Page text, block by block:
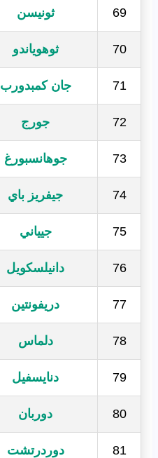
69 ثونيسن
70 ثوهوياندو
71 جان كمبدورب
72 جورج
73 جوهانسبورغ
74 جيفريز باي
75 جيياني
76 دانيلسكويل
77 دريفونتين
78 دلماس
79 دنايسفيل
80 دوربان
81 دوردرتشت